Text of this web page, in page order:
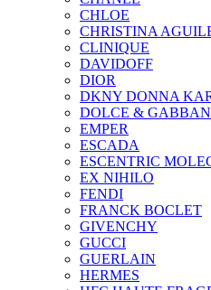
CHLOE
CHRISTINA
CLINIQUE
DAVIDOFF
DIOR
DKNY DONNA
DOLCE &
EMPER
ESCADA
ESCENTRIC
EX NIHILO
FENDI
FRANCK BOCLET
GIVENCHY
GUCCI
GUERLAIN
HERMES